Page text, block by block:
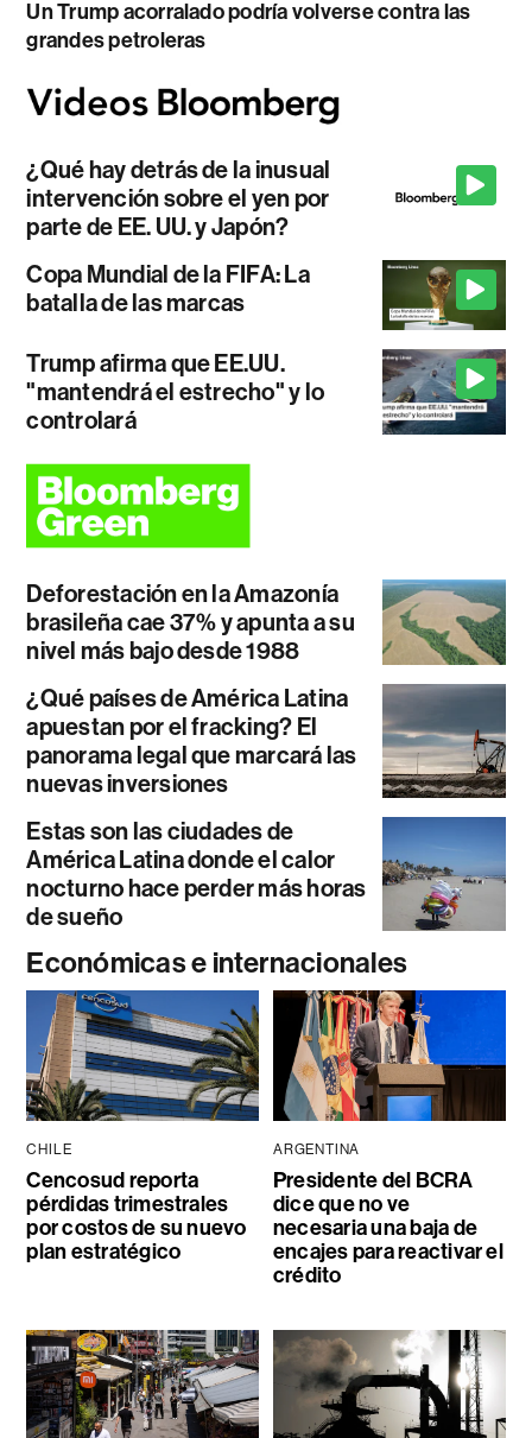
Un Trump acorralado podría volverse contra las
grandes petroleras
¿Qué hay detrás de la inusual
intervención sobre el yen por
parte de EE. UU. y Japón?
Copa Mundial de la FIFA: La
batalla de las marcas
Trump afirma que EE.UU.
"mantendrá el estrecho" y lo
controlará
Deforestación en la Amazonía
brasileña cae 37% y apunta a su
nivel más bajo desde 1988
¿Qué países de América Latina
apuestan por el fracking? El
panorama legal que marcará las
nuevas inversiones
Estas son las ciudades de
América Latina donde el calor
nocturno hace perder más horas
de sueño
Económicas e internacionales
CHILE
Cencosud reporta
pérdidas trimestrales
por costos de su nuevo
plan estratégico
ARGENTINA
Presidente del BCRA
dice que no ve
necesaria una baja de
encajes para reactivar el
crédito